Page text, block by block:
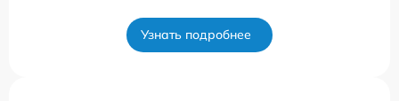
Узнать подробнее